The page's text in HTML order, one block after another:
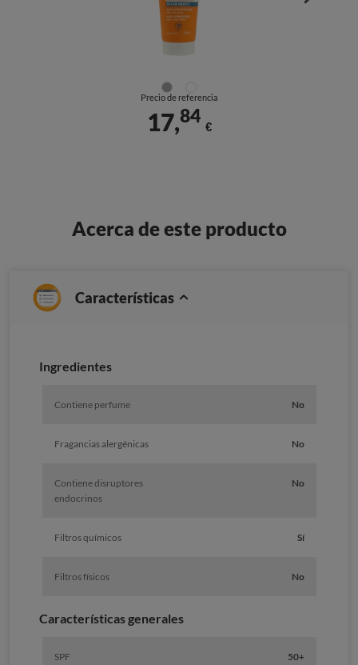
Precio de referencia
17,84
€
Acerca de este producto
Características
Ingredientes
Contiene perfume No
Fragancias alergénicas No
Contiene disruptores
endocrinos
No
Filtros químicos Sí
Filtros físicos No
Características generales
SPF 50+